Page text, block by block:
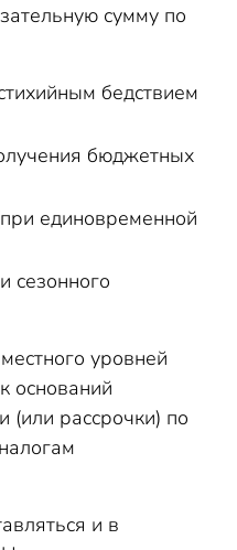
сумму по
бедствием
бюджетных
единовременной
сезонного
уровней
оснований
(или рассрочки) по
и в